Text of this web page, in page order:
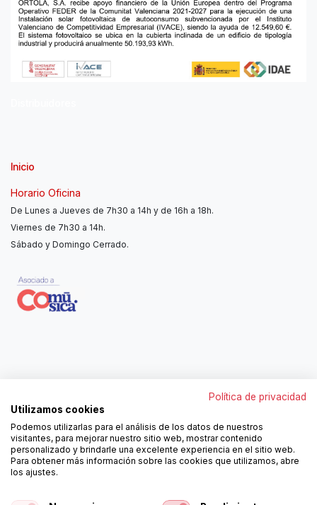
Inicio
Horario Oficina
De Lunes a Jueves de 7h30 a 14h y de 16h a 18h.
Viernes de 7h30 a 14h.
Sábado y Domingo Cerrado.
962250313
ortola@ortola-sa.es
Av. d'Albaida, s/n
46840 La Pobla del Duc (Valencia)
¡Síguenos!
Política de privacidad
Utilizamos cookies
Podemos utilizarlas para el análisis de los datos de nuestros
visitantes, para mejorar nuestro sitio web, mostrar contenido
personalizado y brindarle una excelente experiencia en el sitio web.
Para obtener más información sobre las cookies que utilizamos, abre
los ajustes.